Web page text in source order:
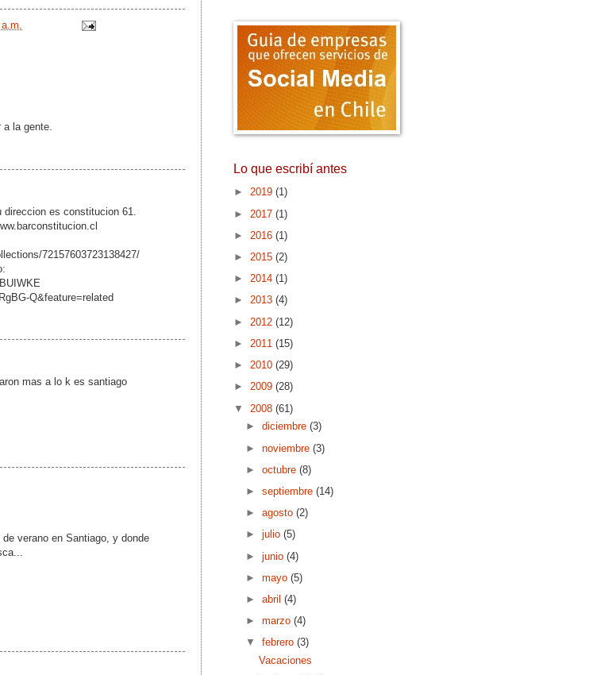
a la gente.
es constitucion 61.
72157603723138427/
Q&feature=related
mas a lo k es santiago
verano en Santiago, y donde
Lo que escribí antes
► 2019 (1)
► 2017 (1)
► 2016 (1)
► 2015 (2)
► 2014 (1)
► 2013 (4)
► 2012 (12)
► 2011 (15)
► 2010 (29)
► 2009 (28)
▼ 2008 (61)
►diciembre(3)
►noviembre(3)
►octubre(8)
►septiembre(14)
►agosto(2)
►julio(5)
►junio(4)
►mayo(5)
►abril(4)
►marzo(4)
▼febrero(3)
Vacaciones